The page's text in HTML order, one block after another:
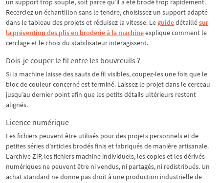
Recerclez un échantillon sans le tendre, choisissez un support adapté
dans le tableau des projets et réduisez la vitesse. Leguidedétaillésur
la prévention des plis en broderie à la machineexplique comment le
cerclage et le choix du stabilisateur interagissent.
Dois-je couper le fil entre les bouvreuils ?
Si la machine laisse des sauts de fil visibles, coupez-les une fois que le
bloc de couleur concerné est terminé. Laissez le projet dans le cerceau
jusqu’au dernier point afin que les petits détails ultérieurs restent
alignés.
Licence numérique
Les fichiers peuvent être utilisés pour des projets personnels et de
petites séries d’articles brodés finis et fabriqués de manière artisanale.
L’archive ZIP, les fichiers machine individuels, les copies et les dérivés
numériques ne peuvent être ni vendus, ni partagés, ni redistribués. Un
achat standard ne donne pas droit à une production industrielle de